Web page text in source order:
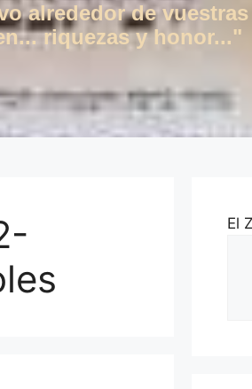
alrededor de
riquezas y honor..."
El